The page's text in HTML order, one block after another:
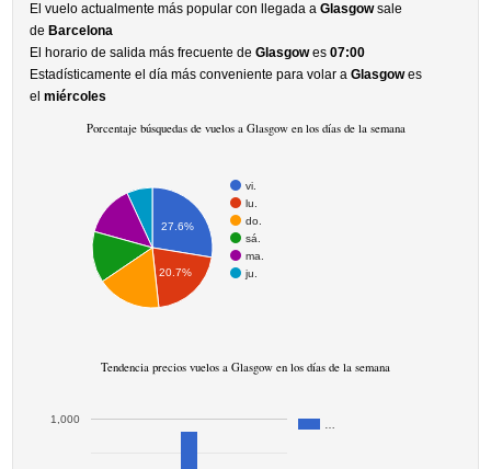
El vuelo actualmente más popular con llegada aGlasgowsale
de Barcelona
El horario de salida más frecuente deGlasgowes07:00
Estadísticamente el día más conveniente para volar aGlasgowes
elmiércoles
Porcentaje búsquedas de vuelos a Glasgow en los días de la semana
vi.
lu.
do.
sá.
ma.
ju.
27.6%
20.7%
Tendencia precios vuelos a Glasgow en los días de la semana
1,000